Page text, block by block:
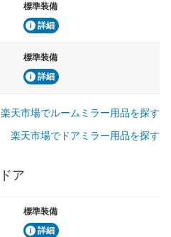
標準装備
詳細
標準装備
詳細
楽天市場でルームミラー用品を探す
楽天市場でドアミラー用品を探す
ドア
標準装備
詳細